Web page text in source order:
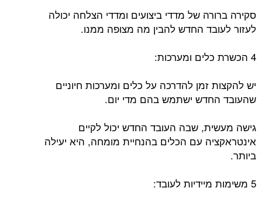
סקירה ברורה של מדדי ביצועים ומדדי הצלחה יכולה
לעזור לעובד החדש להבין מה מצופה ממנו.
4 הכשרת כלים ומערכות:
יש להקצות זמן להדרכה על כלים ומערכות חיוניים
שהעובד החדש ישתמש בהם מדי יום.
גישה מעשית, שבה העובד החדש יכול לקיים
אינטראקציה עם הכלים בהנחיית מומחה, היא יעילה
ביותר.
5 משימות מיידיות לעובד: